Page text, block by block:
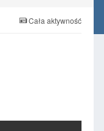
Cała aktywność